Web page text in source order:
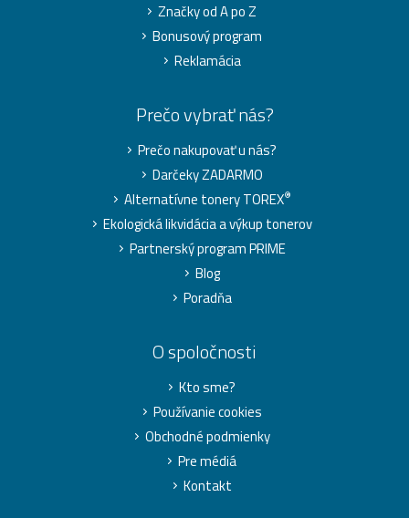
Značky od A po Z
Bonusový program
Reklamácia
Prečo vybrať nás?
Prečo nakupovať u nás?
Darčeky ZADARMO
Alternatívne tonery TOREX®
Ekologická likvidácia a výkup tonerov
Partnerský program PRIME
Blog
Poradňa
O spoločnosti
Kto sme?
Používanie cookies
Obchodné podmienky
Pre médiá
Kontakt